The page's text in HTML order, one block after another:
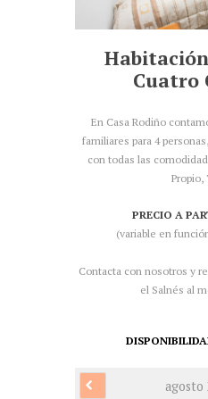
Cuatro
En Casa Rodiño
familiares para 4
con todas las
PRECIO A
(variable en
Contacta con nosotros y
el Salnés al
agosto